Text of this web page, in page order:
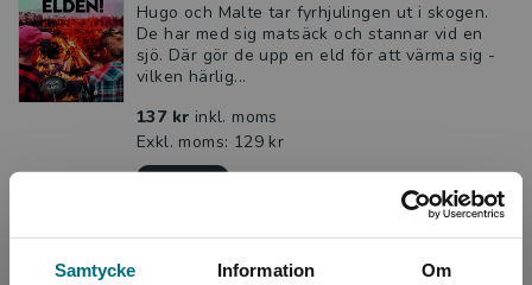
Samtycke Information Om
Hugo och Malte tar fyrhjulingen ut i skogen.
De har med sig matsäck och stannar vid en
sjö. Där gör de upp en eld för att värma sig -
vilken härlig...
137 kr inkl. moms
Exkl. moms: 129 kr
del 2 av 6
Ensam på gården